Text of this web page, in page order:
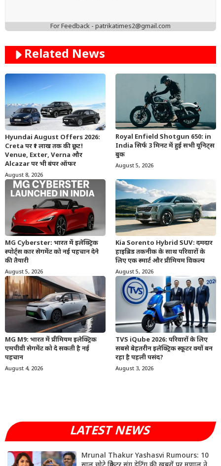
For Feedback - patrikatimes2@gmail.com
Related News
Hyundai August Offers 2026:
Creta पर ₹1 लाख तक की छूट!
Venue, Exter, Verna और
Alcazar पर भी बंपर ऑफर
August 8, 2026
Royal Enfield Shotgun 650: in
India सिर्फ 3 मिनट में हुई सभी यूनिट्स
बुक
August 5, 2026
MG Cyberster: भारत में इलेक्ट्रिक
स्पोर्ट्स कार सेगमेंट को नई पहचान देने
की तैयारी
August 5, 2026
Kia Sorento Hybrid SUV: दमदार
हाइब्रिड तकनीक के साथ परिवारों के
लिए एक स्मार्ट और प्रीमियम विकल्प
August 5, 2026
MG M9: भारत में प्रीमियम इलेक्ट्रिक
एमपीवी सेगमेंट को दे सकती है नई
पहचान
August 4, 2026
TVS iQube 2026: परिवारों के लिए
सबसे बेहतरीन इलेक्ट्रिक स्कूटर क्यों बन
रहा है पहली पसंद?
August 3, 2026
LATEST NEWS
Mrunal Thakur Yashasvi Rumours: 10